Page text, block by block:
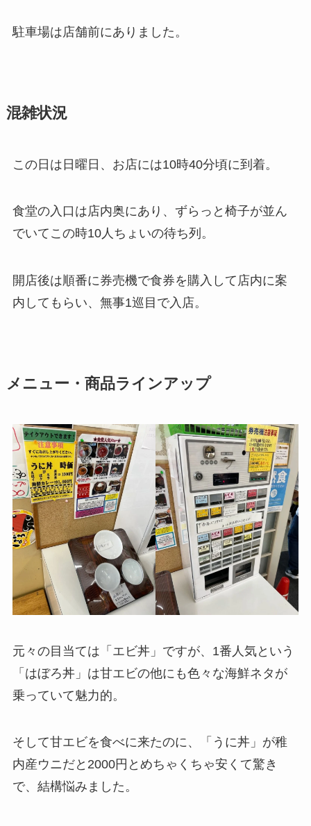
駐車場は店舗前にありました。
混雑状況
この日は日曜日、お店には10時40分頃に到着。
食堂の入口は店内奥にあり、ずらっと椅子が並ん
でいてこの時10人ちょいの待ち列。
開店後は順番に券売機で食券を購入して店内に案
内してもらい、無事1巡目で入店。
メニュー・商品ラインアップ
元々の目当ては「エビ丼」ですが、1番人気という
「はぼろ丼」は甘エビの他にも色々な海鮮ネタが
乗っていて魅力的。
そして甘エビを食べに来たのに、「うに丼」が稚
内産ウニだと2000円とめちゃくちゃ安くて驚き
で、結構悩みました。